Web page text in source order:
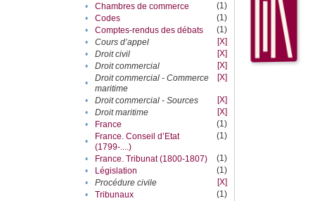
•
Chambres de commerce
(1)
•
Codes
(1)
•
Comptes-rendus des débats
(1)
•
Cours d’appel
[X]
•
Droit civil
[X]
•
Droit commercial
[X]
•
Droit commercial - Commerce
maritime
[X]
• Droit commercial - Sources
[X]
•
Droit maritime
[X]
•
France
(1)
•
France. Conseil d’Etat
(1799-....)
(1)
• France. Tribunat (1800-1807)
(1)
•
Législation
(1)
•
Procédure civile
[X]
•
Tribunaux
(1)